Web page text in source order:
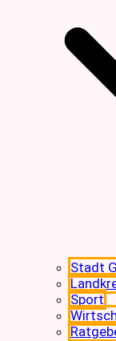
Stadt
Sport